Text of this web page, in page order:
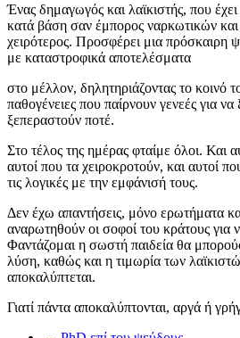
Ένας δημαγωγός και λαϊκιστής, που
κατά βάση σαν έμπορος ναρκωτικών και
χειρότερος. Προσφέρει μια πρόσκαιρη
με καταστροφικά αποτελέσματα
στο μέλλον, δηλητηριάζοντας το κοινό
παθογένειες που παίρνουν γενεές για
ξεπεραστούν ποτέ.
Στο τέλος της ημέρας φταίμε όλοι. Και
αυτοί που τα χειροκροτούν, και αυτοί
τις λογικές με την εμφάνισή τους.
Δεν έχω απαντήσεις, μόνο ερωτήματα
αναρωτηθούν οι σοφοί του κράτους για
Φαντάζομαι η σωστή παιδεία θα
λύση, καθώς και η τιμωρία των
αποκαλύπτεται.
Γιατί πάντα αποκαλύπτονται, αργά ή